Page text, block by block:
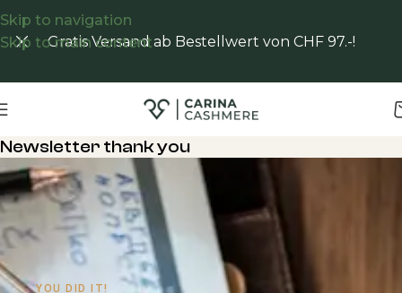
Skip to navigation
Skip to main content
Gratis Versand ab Bestellwert von CHF 97.-!
Newsletter thank you
YOU DID IT!